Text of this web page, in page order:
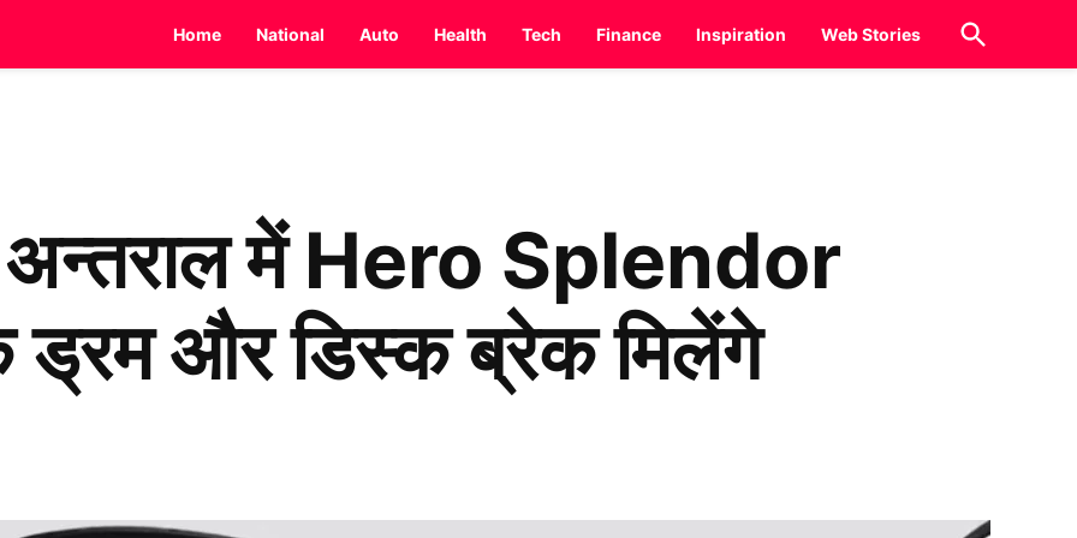
Home National Auto Health Tech Finance Inspiration Web Stories
Open
Search
अन्तराल में Hero Splendor
और डिस्क ब्रेक मिलेंगे